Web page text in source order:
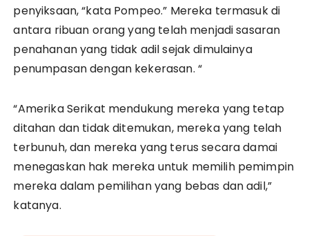
penyiksaan, “kata Pompeo.” Mereka termasuk di
antara ribuan orang yang telah menjadi sasaran
penahanan yang tidak adil sejak dimulainya
penumpasan dengan kekerasan. “
“Amerika Serikat mendukung mereka yang tetap
ditahan dan tidak ditemukan, mereka yang telah
terbunuh, dan mereka yang terus secara damai
menegaskan hak mereka untuk memilih pemimpin
mereka dalam pemilihan yang bebas dan adil,”
katanya.